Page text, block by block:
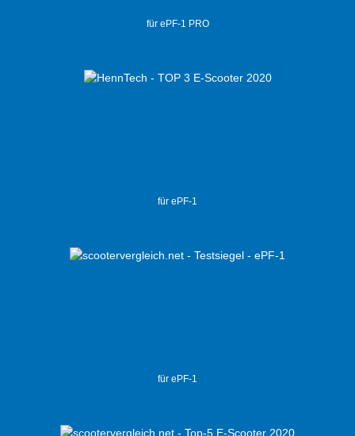
für ePF-1 PRO
für ePF-1
für ePF-1